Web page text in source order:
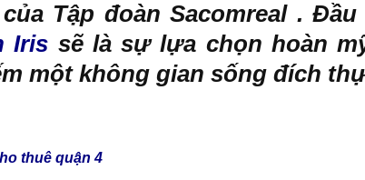
Tập đoàn Sacomreal .
Iris sẽ là sự lựa chọn hoàn
một không gian sống đích
thuê quận 4